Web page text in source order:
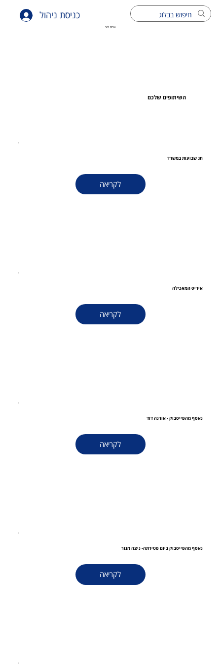
איריס ליור
כניסת ניהול
חג שבועות במשרד
לקריאה
איריס המאכילה
לקריאה
נאסף מהפייסבוק - אורנה דוד
לקריאה
נאסף מהפייסבוק ביום פטירתה- ניצה מנור
לקריאה
השיתופים שלכם